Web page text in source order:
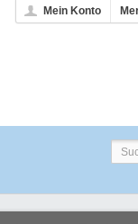
Mein Konto